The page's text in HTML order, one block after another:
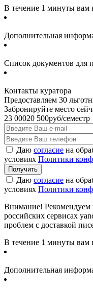
В течение 1 минуты вам
Дополнительная
Список документов для
Контакты куратора
Предоставляем 30
Забронируйте место
23 00020 500руб/семестр
Даю согласие на
условиях Политики
Даю согласие на
условиях Политики
Внимание! Рекомендуем
российских сервисах
проблем с доставкой
В течение 1 минуты вам
Дополнительная